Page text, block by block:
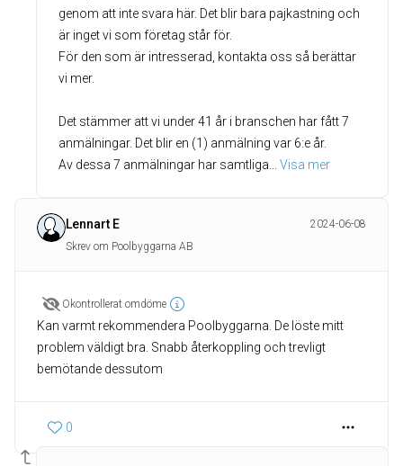
genom att inte svara här. Det blir bara pajkastning och
är inget vi som företag står för.
För den som är intresserad, kontakta oss så berättar
vi mer.
Det stämmer att vi under 41 år i branschen har fått 7
anmälningar. Det blir en (1) anmälning var 6:e år.
Av dessa 7 anmälningar har samtliga
Visa mer
Lennart E
2024-06-08
Skrev om Poolbyggarna AB
Okontrollerat omdöme
Kan varmt rekommendera Poolbyggarna. De löste mitt
problem väldigt bra. Snabb återkoppling och trevligt
bemötande dessutom
0